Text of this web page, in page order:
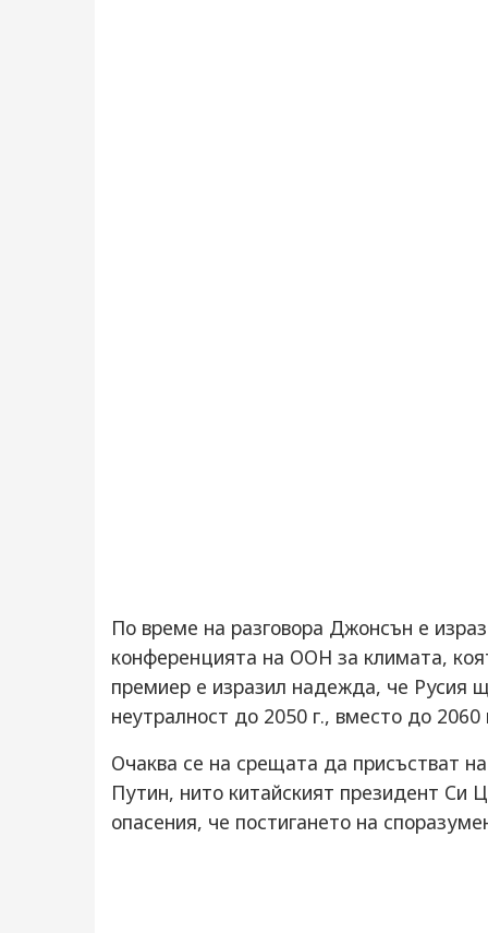
По време на разговора Джонсън е
конференцията на ООН за климата,
премиер е изразил надежда, че Русия
неутралност до 2050 г., вместо до
Очаква се на срещата да присъстват
Путин, нито китайският президент Си
опасения, че постигането на